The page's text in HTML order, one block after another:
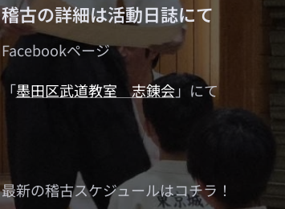
稽古の詳細は活動日誌にて
Facebookページ
「墨田区武道教室 志錬会」にて
最新の稽古スケジュールはコチラ！